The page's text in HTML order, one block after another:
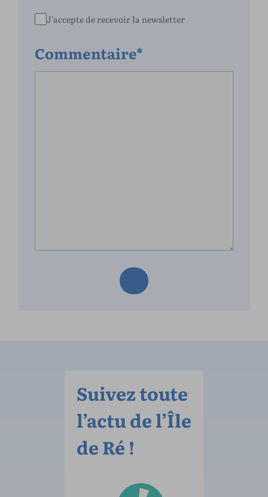
J'accepte de recevoir la newsletter
Commentaire*
Suivez toute
l’actu de l’Île
de Ré !